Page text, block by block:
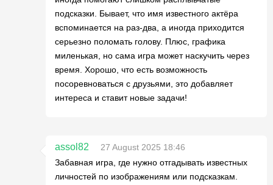
подсказки. Бывает, что имя известного актёра
вспоминается на раз-два, а иногда приходится
серьезно поломать голову. Плюс, графика
миленькая, но сама игра может наскучить через
время. Хорошо, что есть возможность
посоревноваться с друзьями, это добавляет
интереса и ставит новые задачи!
assol82
27 August 2025 18:46
Забавная игра, где нужно отгадывать известных
личностей по изображениям или подсказкам.